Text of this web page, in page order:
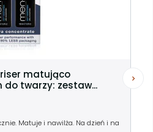
matująco
twarzy: zestaw...
Matuje i nawilża. Na dzień i na